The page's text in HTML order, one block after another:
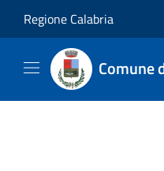
Regione Calabria
Comune